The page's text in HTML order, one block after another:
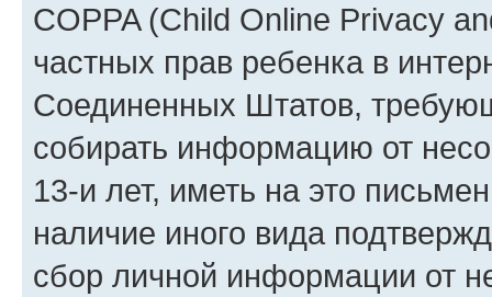
COPPA (Child Online Privacy
частных прав ребенка в
Соединенных Штатов,
собирать информацию от
13-и лет, иметь на это
наличие иного вида
сбор личной информации от